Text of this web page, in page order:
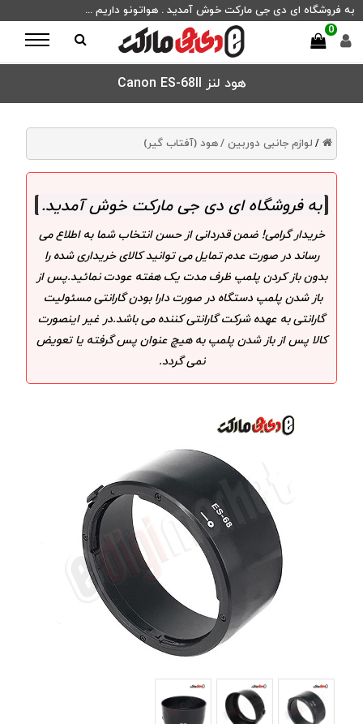
به فروشگاه ای دی جی مارکت خوش آمدید . هواتونو داریم ...
0
هود لنز Canon ES-68II
/ لوازم جانبی دوربین /هود (آفتاب گیر)
به فروشگاه ای دی جی مارکت خوش آمدید.
خریدار گرامی! ضمن قدردانی از حسن انتخاب شما به اطلاع می
رساند در صورت عدم تمایل می توانید کالای خریداری شده را
بدون باز کردن پلمپ ظرف مدت یک هفته عودت نمائید.پس از
باز شدن پلمپ دستگاه در صورت دارا بودن گارانتی مسئولیت
گارانتی به عهده شرکت گارانتی کننده می باشد.در غیر اینصورت
کالا پس از باز شدن پلمپ به هیچ عنوان پس گرفته یا تعویض
نمی گردد.